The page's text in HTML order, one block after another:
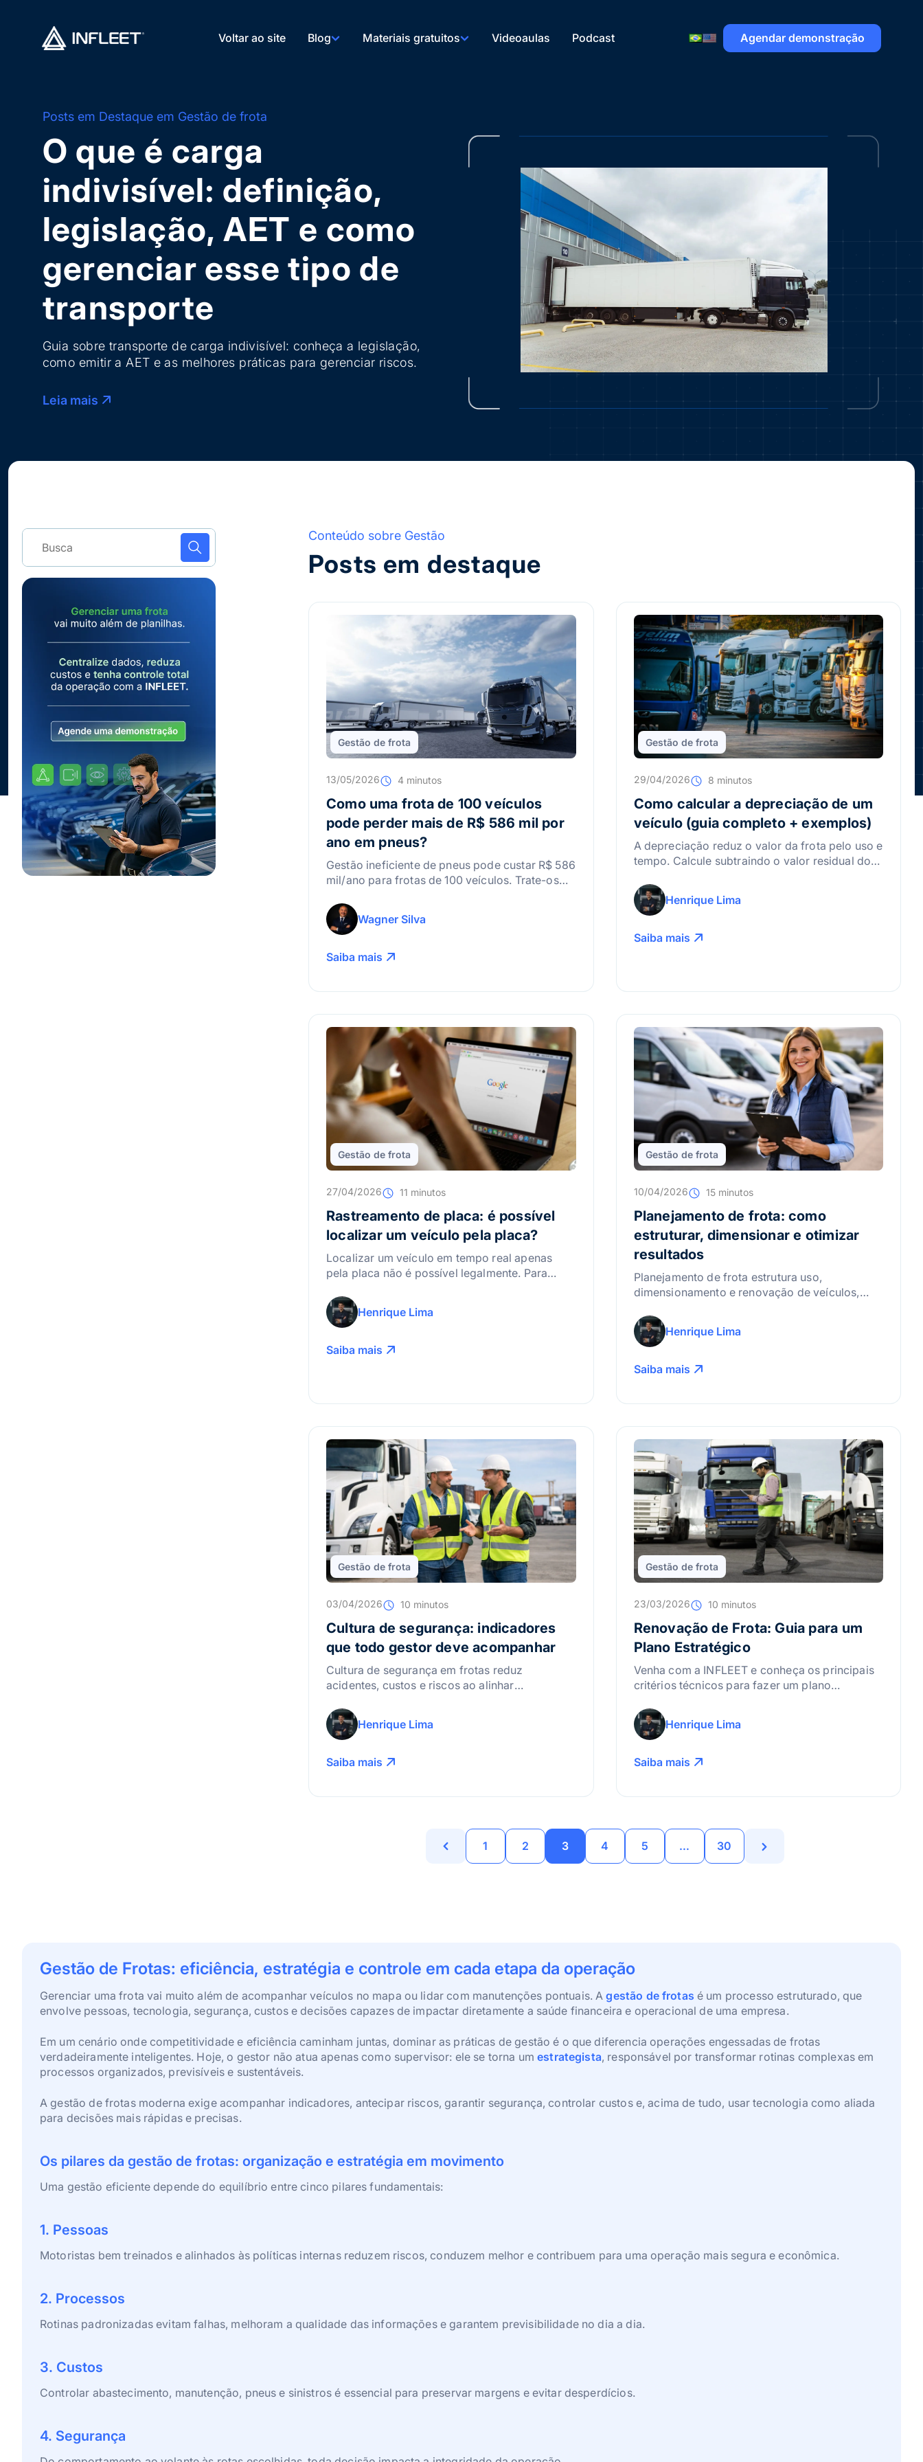
Voltar ao site Blog Materiais gratuitos Videoaulas Podcast Agendar demonstração
Posts em Destaque em Gestão de frota
O que é carga
indivisível: definição,
legislação, AET e como
gerenciar esse tipo de
transporte
Guia sobre transporte de carga indivisível: conheça a legislação,
como emitir a AET e as melhores práticas para gerenciar riscos.
Leia mais
Conteúdo sobre Gestão
Posts em destaque
Gestão de frota
13/05/2026 4 minutos
Como uma frota de 100 veículos
pode perder mais de R$ 586 mil por
ano em pneus?
Gestão ineficiente de pneus pode custar R$ 586
mil/ano para frotas de 100 veículos. Trate-os
Wagner Silva
Saiba mais
Gestão de frota
29/04/2026 8 minutos
Como calcular a depreciação de um
veículo (guia completo + exemplos)
A depreciação reduz o valor da frota pelo uso e
tempo. Calcule subtraindo o valor residual do
otimizar custos com a INFLEET.
Henrique Lima
Saiba mais
Gestão de frota
27/04/2026 11 minutos
Rastreamento de placa: é possível
localizar um veículo pela placa?
Localizar um veículo em tempo real apenas
pela placa não é possível legalmente. Para
eficiente, é necessário utilizar sistemas
profissionais de rastreamento e telemetria.
Henrique Lima
Saiba mais
Gestão de frota
10/04/2026 15 minutos
Planejamento de frota: como
estruturar, dimensionar e otimizar
resultados
Planejamento de frota estrutura uso,
dimensionamento e renovação de veículos,
custos, aumentar produtividade, equilibrar
demanda e garantir eficiência operacional
Henrique Lima
Saiba mais
Gestão de frota
03/04/2026 10 minutos
Cultura de segurança: indicadores
que todo gestor deve acompanhar
Cultura de segurança em frotas reduz
acidentes, custos e riscos ao alinhar
indicadores e telemetria para promover direção
defensiva, prevenção contínua e eficiência
Henrique Lima
Saiba mais
Gestão de frota
23/03/2026 10 minutos
Renovação de Frota: Guia para um
Plano Estratégico
Venha com a INFLEET e conheça os principais
critérios técnicos para fazer um plano
Henrique Lima
Saiba mais
1 2 3 4 5 … 30
Gestão de Frotas: eficiência, estratégia e controle em cada etapa da operação
Gerenciar uma frota vai muito além de acompanhar veículos no mapa ou lidar com manutenções pontuais. Agestão de frotas é um processo estruturado, que
envolve pessoas, tecnologia, segurança, custos e decisões capazes de impactar diretamente a saúde financeira e operacional de uma empresa.
Em um cenário onde competitividade e eficiência caminham juntas, dominar as práticas de gestão é o que diferencia operações engessadas de frotas
verdadeiramente inteligentes. Hoje, o gestor não atua apenas como supervisor: ele se torna umestrategista, responsável por transformar rotinas complexas em
processos organizados, previsíveis e sustentáveis.
A gestão de frotas moderna exige acompanhar indicadores, antecipar riscos, garantir segurança, controlar custos e, acima de tudo, usar tecnologia como aliada
para decisões mais rápidas e precisas.
Os pilares da gestão de frotas: organização e estratégia em movimento
Uma gestão eficiente depende do equilíbrio entre cinco pilares fundamentais:
1. Pessoas
Motoristas bem treinados e alinhados às políticas internas reduzem riscos, conduzem melhor e contribuem para uma operação mais segura e econômica.
2. Processos
Rotinas padronizadas evitam falhas, melhoram a qualidade das informações e garantem previsibilidade no dia a dia.
3. Custos
Controlar abastecimento, manutenção, pneus e sinistros é essencial para preservar margens e evitar desperdícios.
4. Segurança